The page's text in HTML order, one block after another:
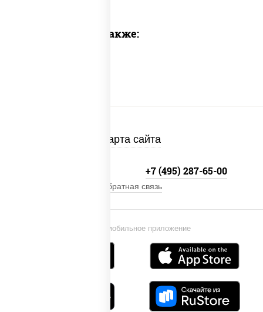
Предлагаем также:
Карта сайта
Установи мобильное приложение
+7 (495) 287-65-00
Обратная связь